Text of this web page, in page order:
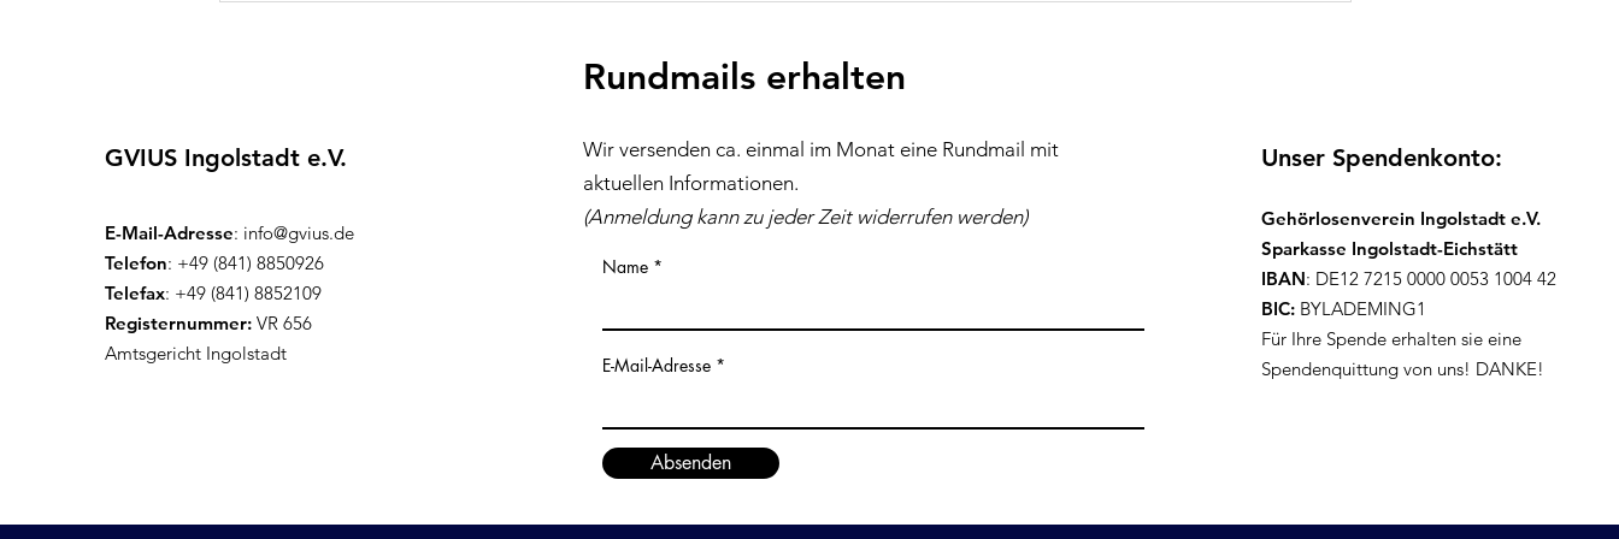
GVIUS Ingolstadt e.V.
E-Mail-Adresse: info@gvius.de
Telefon: +49 (841) 8850926
Telefax: +49 (841) 8852109
Registernummer: VR 656
Amtsgericht Ingolstadt
Rundmails erhalten
Wir versenden ca. einmal im Monat eine Rundmail mit
aktuellen Informationen.
(Anmeldung kann zu jeder Zeit widerrufen werden)
Name
E-Mail-Adresse
Absenden
Unser Spendenkonto:
Gehörlosenverein Ingolstadt e.V.
Sparkasse Ingolstadt-Eichstätt
IBAN: DE12 7215 0000 0053 1004 42
BIC: BYLADEMING1
Für Ihre Spende erhalten sie eine
Spendenquittung von uns! DANKE!